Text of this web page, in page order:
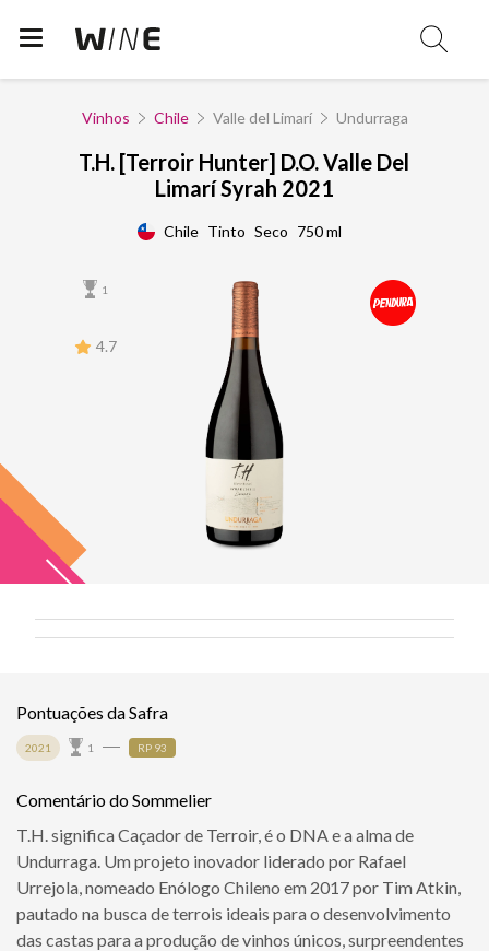
Vinhos Chile Valle del Limarí Undurraga
T.H. [Terroir Hunter] D.O. Valle Del
Limarí Syrah 2021
Chile Tinto Seco 750 ml
1
4.7
Pontuações da Safra
2021 1 RP 93
Comentário do Sommelier
T.H. significa Caçador de Terroir, é o DNA e a alma de
Undurraga. Um projeto inovador liderado por Rafael
Urrejola, nomeado Enólogo Chileno em 2017 por Tim Atkin,
pautado na busca de terrois ideais para o desenvolvimento
das castas para a produção de vinhos únicos, surpreendentes